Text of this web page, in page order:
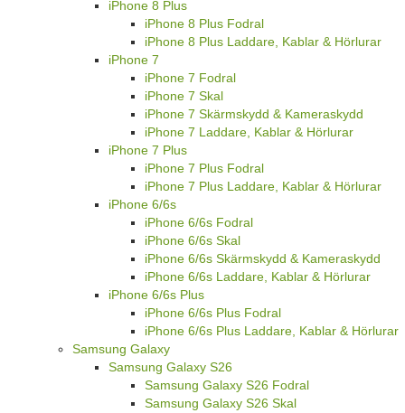
iPhone 8 Plus
iPhone 8 Plus Fodral
iPhone 8 Plus Laddare, Kablar & Hörlurar
iPhone 7
iPhone 7 Fodral
iPhone 7 Skal
iPhone 7 Skärmskydd & Kameraskydd
iPhone 7 Laddare, Kablar & Hörlurar
iPhone 7 Plus
iPhone 7 Plus Fodral
iPhone 7 Plus Laddare, Kablar & Hörlurar
iPhone 6/6s
iPhone 6/6s Fodral
iPhone 6/6s Skal
iPhone 6/6s Skärmskydd & Kameraskydd
iPhone 6/6s Laddare, Kablar & Hörlurar
iPhone 6/6s Plus
iPhone 6/6s Plus Fodral
iPhone 6/6s Plus Laddare, Kablar & Hörlurar
Samsung Galaxy
Samsung Galaxy S26
Samsung Galaxy S26 Fodral
Samsung Galaxy S26 Skal